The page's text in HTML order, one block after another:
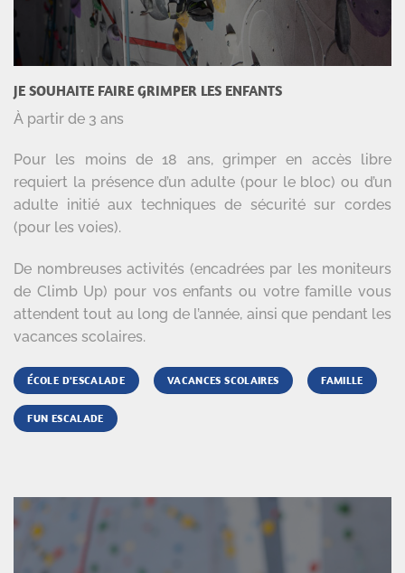
JE SOUHAITE FAIRE GRIMPER LES ENFANTS
À partir de 3 ans
Pour les moins de 18 ans, grimper en accès libre
requiert la présence d’un adulte (pour le bloc) ou d’un
adulte initié aux techniques de sécurité sur cordes
(pour les voies).
De nombreuses activités (encadrées par les moniteurs
de Climb Up) pour vos enfants ou votre famille vous
attendent tout au long de l’année, ainsi que pendant les
vacances scolaires.
ÉCOLE D'ESCALADE VACANCES SCOLAIRES FAMILLE
FUN ESCALADE